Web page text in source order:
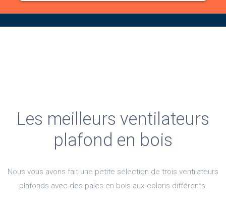
Les meilleurs ventilateurs
plafond en bois
Nous vous avons fait une petite sélection de trois ventilateurs
plafonds avec des pales en bois aux coloris différents.